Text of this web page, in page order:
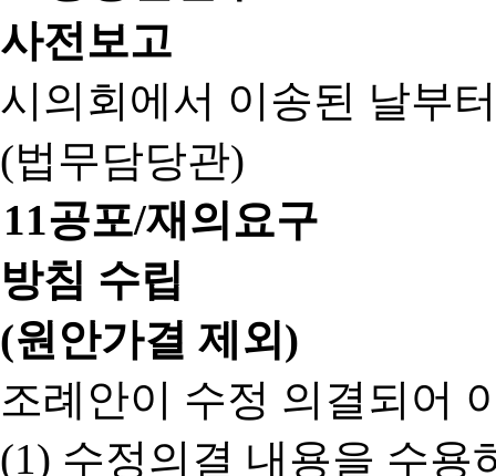
사전보고
시의회에서 이송된 날부
(법무담당관)
11공포/재의요구
방침 수립
(원안가결 제외)
조례안이 수정 의결되어
(1) 수정의결 내용을 수용